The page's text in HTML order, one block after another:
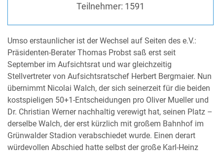
Teilnehmer: 1591
Umso erstaunlicher ist der Wechsel auf Seiten des e.V.:
Präsidenten-Berater Thomas Probst saß erst seit
September im Aufsichtsrat und war gleichzeitig
Stellvertreter von Aufsichtsratschef Herbert Bergmaier. Nun
übernimmt Nicolai Walch, der sich seinerzeit für die beiden
kostspieligen 50+1-Entscheidungen pro Oliver Mueller und
Dr. Christian Werner nachhaltig verewigt hat, seinen Platz –
derselbe Walch, der erst kürzlich mit großem Bahnhof im
Grünwalder Stadion verabschiedet wurde. Einen derart
würdevollen Abschied hatte selbst der große Karl-Heinz